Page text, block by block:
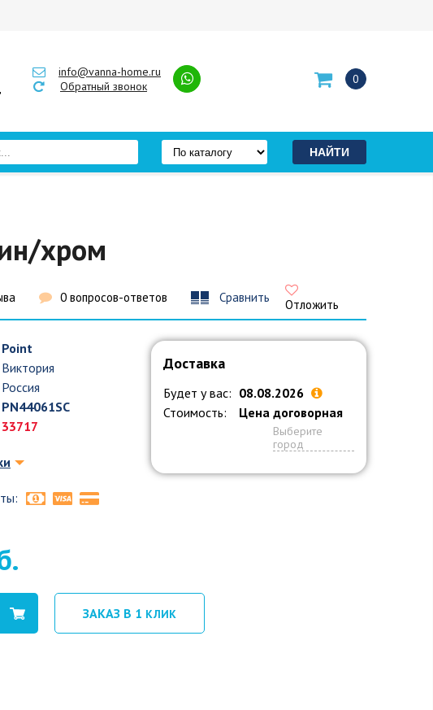
info@vanna-home.ru
Обратный звонок
0
хром
0 вопросов-ответов Сравнить Отложить
Point
Виктория
Россия
PN44061SC
33717
Доставка
Будет у вас: 08.08.2026
Стоимость:
Цена договорная
Выберите
город
ЗАКАЗ В 1 КЛИК